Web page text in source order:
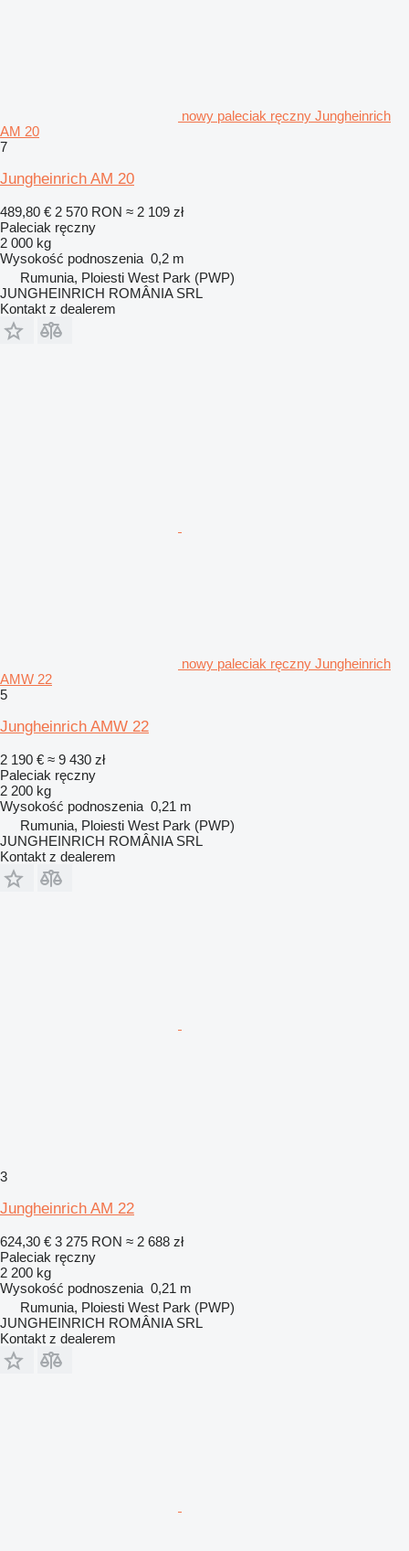
nowy paleciak ręczny Jungheinrich
AM 20
7
Jungheinrich AM 20
489,80 € 2 570 RON ≈ 2 109 zł
Paleciak ręczny
2 000 kg
Wysokość podnoszenia 0,2 m
Rumunia, Ploiesti West Park (PWP)
JUNGHEINRICH ROMÂNIA SRL
Kontakt z dealerem
nowy paleciak ręczny Jungheinrich
AMW 22
5
Jungheinrich AMW 22
2 190 € ≈ 9 430 zł
Paleciak ręczny
2 200 kg
Wysokość podnoszenia 0,21 m
Rumunia, Ploiesti West Park (PWP)
JUNGHEINRICH ROMÂNIA SRL
Kontakt z dealerem
3
Jungheinrich AM 22
624,30 € 3 275 RON ≈ 2 688 zł
Paleciak ręczny
2 200 kg
Wysokość podnoszenia 0,21 m
Rumunia, Ploiesti West Park (PWP)
JUNGHEINRICH ROMÂNIA SRL
Kontakt z dealerem